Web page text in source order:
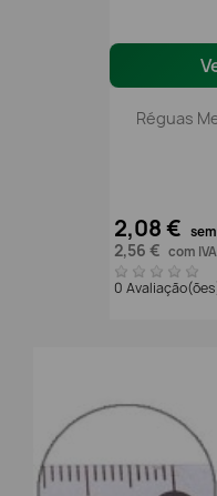
Réguas
2,08 €
2,56 € com IVA
0